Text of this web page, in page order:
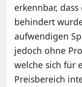
erkennbar,
behindert
aufwendigen
jedoch ohne
welche sich für
Preisbereich